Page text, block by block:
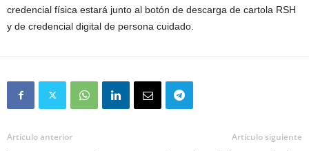
credencial física estará junto al botón de descarga de cartola RSH
y de credencial digital de persona cuidado.
Artículo anterior Artículo siguiente